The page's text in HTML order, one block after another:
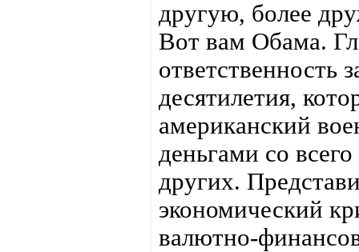
другую, более
Вот вам Обама.
ответственность
десятилетия,
американский
деньгами со
других.
экономический
валютно-